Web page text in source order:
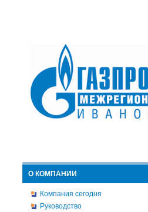
О КОМПАНИИ
Компания сегодня
Руководство